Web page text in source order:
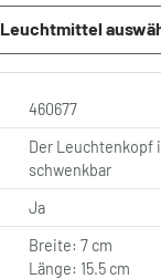
Leuchtmittel
460677
Der Leuchtenkopf
schwenkbar
Ja
Breite: 7 cm
Länge: 15.5 cm